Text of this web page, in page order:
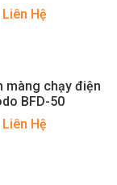
Liên Hệ
màng chạy điện
BFD-50
Liên Hệ